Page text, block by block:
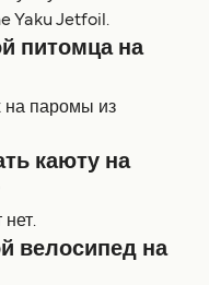
Yaku Jetfoil.
питомца на
на паромы из
каюту на
велосипед на